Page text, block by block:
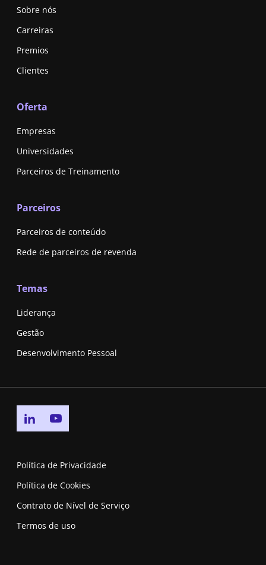
Sobre nós
Carreiras
Premios
Clientes
Oferta
Empresas
Universidades
Parceiros de Treinamento
Parceiros
Parceiros de conteúdo
Rede de parceiros de revenda
Temas
Liderança
Gestão
Desenvolvimento Pessoal
Go to linkedin page
Política de Privacidade
Política de Cookies
Contrato de Nível de Serviço
Termos de uso